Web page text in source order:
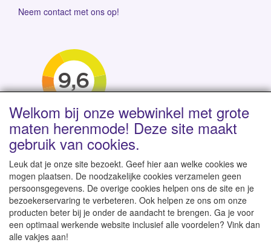
Neem contact met ons op!
Levertijd 1-2 werkdagen | Vanaf € 95 gratis verzending
binnen NL | Direct leverbaar uit eigen voorraad
Welkom bij onze webwinkel met grote
maten herenmode! Deze site maakt
gebruik van cookies.
Leuk dat je onze site bezoekt. Geef hier aan welke cookies we
mogen plaatsen. De noodzakelijke cookies verzamelen geen
persoonsgegevens. De overige cookies helpen ons de site en je
bezoekerservaring te verbeteren. Ook helpen ze ons om onze
producten beter bij je onder de aandacht te brengen. Ga je voor
een optimaal werkende website inclusief alle voordelen? Vink dan
alle vakjes aan!